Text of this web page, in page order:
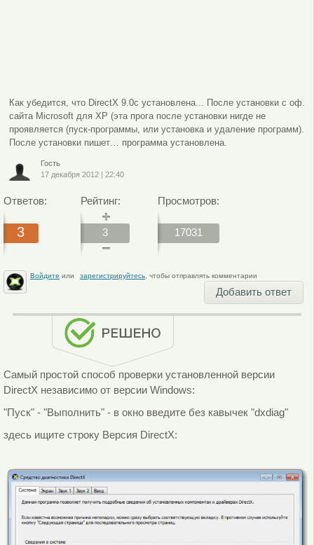
Как убедится, что DirectX 9.0c установлена... После установки с оф.
сайта Microsoft для XP (эта прога после установки нигде не
проявляется (пуск-программы, или установка и удаление программ).
После установки пишет… программа установлена.
Гость
17 декабря 2012| 22:40
Ответов:
3
Рейтинг:
3
Просмотров:
17031
Войдите или зарегистрируйтесь, чтобы отправлять комментарии
Добавить ответ
Самый простой способ проверки установленной версии
DirectX независимо от версии Windows:
"Пуск" - "Выполнить" - в окно введите без кавычек "dxdiag"
здесь ищите строку Версия DirectX: